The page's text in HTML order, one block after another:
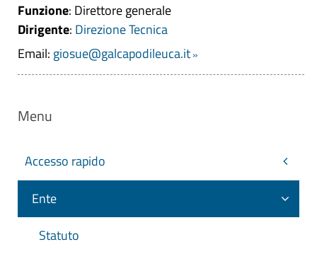
Funzione: Direttore generale
Dirigente: Direzione Tecnica
Email: giosue@galcapodileuca.it
Menu
Accesso rapido
Ente
Statuto